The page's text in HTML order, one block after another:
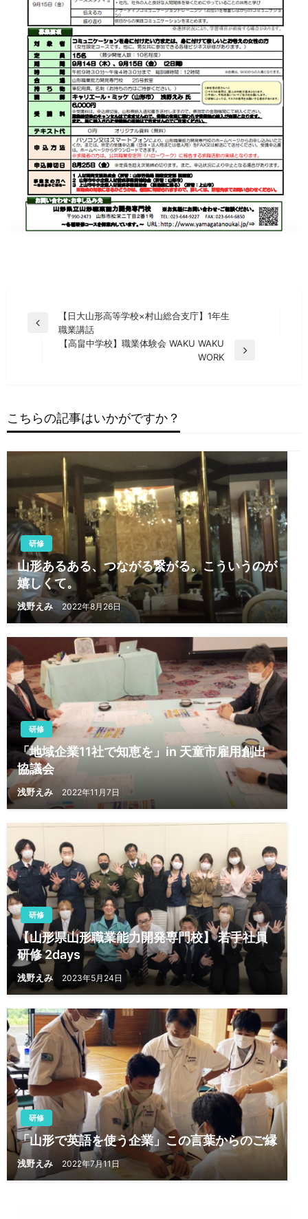
投
ー
シ
ョ
ン
【日大山形高等学校×村山総合支庁】1年生
職業講話
【高畠中学校】職業体験会 WAKU WAKU
WORK
こちらの記事はいかがですか？
研修
山形あるある、つながる繋がる。こういうのが
嬉しくて。
浅野えみ 2022年8月26日
研修
「地域企業11社で知恵を」in 天童市雇用創出
協議会
浅野えみ 2022年11月7日
研修
【山形県山形職業能力開発専門校】 若手社員
研修 2days
浅野えみ 2023年5月24日
研修
「山形で英語を使う企業」この言葉からのご縁
浅野えみ 2022年7月11日